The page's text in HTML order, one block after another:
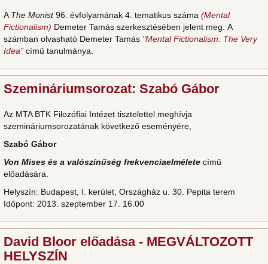
A The Monist96. évfolyamának 4. tematikus száma (Mental
Fictionalism) Demeter Tamás szerkesztésében jelent meg. A
számban olvasható Demeter Tamás "Mental Fictionalism: The Very
Idea"című tanulmánya.
Szemináriumsorozat: Szabó Gábor
Az MTA BTK Filozófiai Intézet tisztelettel meghívja
szemináriumsorozatának következő eseményére,
Szabó Gábor
Von Mises és a valószínűség frekvenciaelmélete című
előadására.
Helyszín: Budapest, I. kerület, Országház u. 30. Pepita terem
Időpont: 2013. szeptember 17. 16.00
David Bloor előadása - MEGVÁLTOZOTT
HELYSZÍN